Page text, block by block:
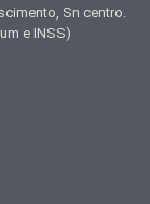
Sn centro.
e INSS)